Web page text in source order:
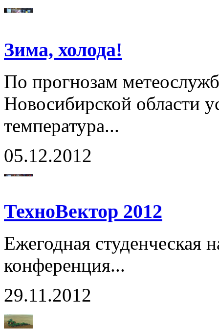
Зима, холода!
По прогнозам
Новосибирской области
температура...
05.12.2012
ТехноВектор 2012
Ежегодная студенческая
конференция...
29.11.2012